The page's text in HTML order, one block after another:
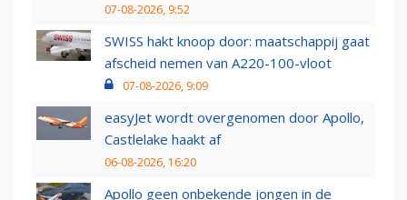
07-08-2026, 9:52
SWISS hakt knoop door: maatschappij gaat
afscheid nemen van A220-100-vloot
07-08-2026, 9:09
easyJet wordt overgenomen door Apollo,
Castlelake haakt af
06-08-2026, 16:20
Apollo geen onbekende jongen in de